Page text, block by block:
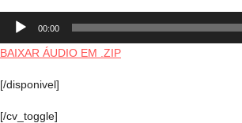
Tocador
áudio
00:00
BAIXAR ÁUDIO EM .ZIP
[/disponivel]
[/cv_toggle]